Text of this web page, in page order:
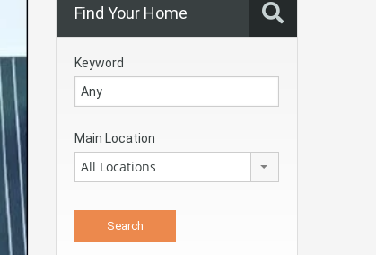
Find Your Home
Keyword
Main Location
All Locations